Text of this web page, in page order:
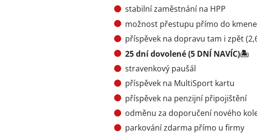
stabilní zaměstnání na HPP
možnost přestupu přímo do
příspěvek na dopravu tam i zpět
25 dní dovolené (5 DNÍ NAVÍC)🏝️
stravenkový paušál
příspěvek na MultiSport kartu
příspěvek na penzijní připojištění
odměnu za doporučení nového
parkování zdarma přímo u firmy